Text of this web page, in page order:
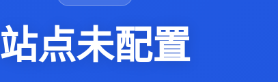
站点未配置